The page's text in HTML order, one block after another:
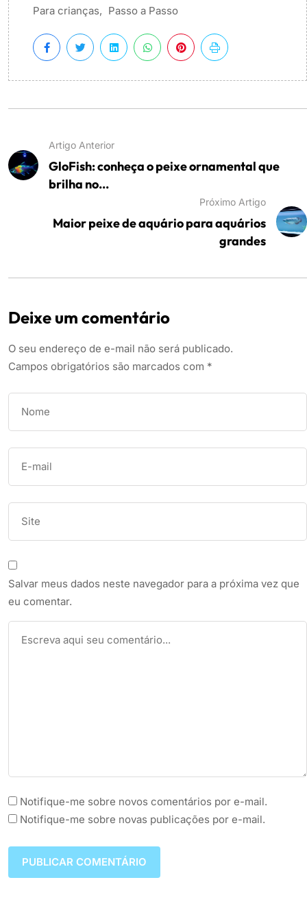
Para crianças, Passo a Passo
Artigo Anterior
GloFish: conheça o peixe ornamental que
brilha no...
Próximo Artigo
Maior peixe de aquário para aquários
grandes
Deixe um comentário
O seu endereço de e-mail não será publicado.
Campos obrigatórios são marcados com *
Salvar meus dados neste navegador para a próxima vez que
eu comentar.
Notifique-me sobre novos comentários por e-mail.
Notifique-me sobre novas publicações por e-mail.